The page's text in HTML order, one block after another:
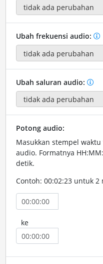
Ubah frekuensi audio:
Ubah saluran audio:
Potong audio:
Masukkan stempel
audio. Formatnya
detik.
Contoh: 00:02:23 untuk 2
ke